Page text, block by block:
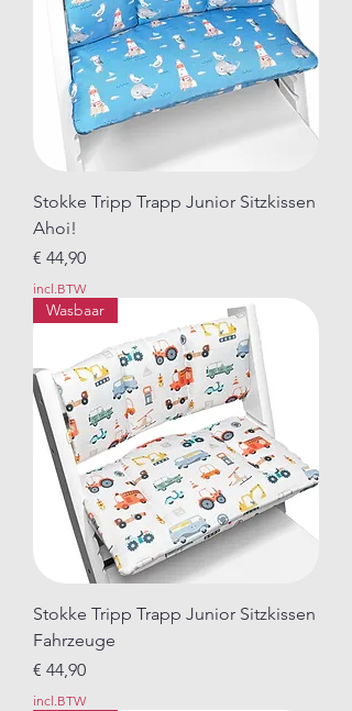
Stokke Tripp Trapp Junior Sitzkissen
Ahoi!
Prijs
€ 44,90
incl.BTW
Wasbaar
Stokke Tripp Trapp Junior Sitzkissen
Fahrzeuge
Prijs
€ 44,90
incl.BTW